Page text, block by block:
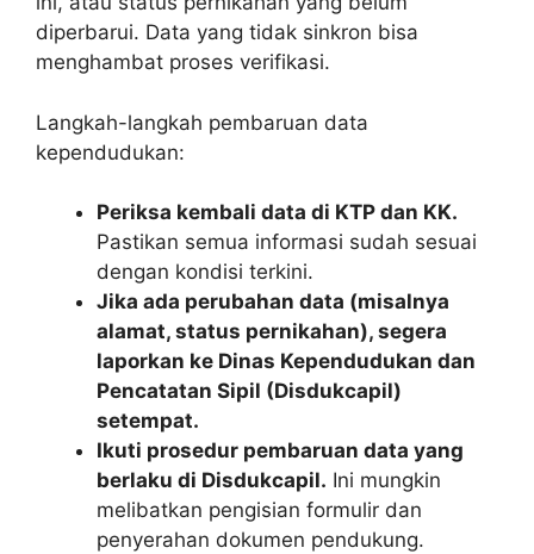
diperbarui. Data yang tidak sinkron bisa
menghambat proses verifikasi.
Langkah-langkah pembaruan data
kependudukan:
Periksa kembali data di KTP dan KK.
Pastikan semua informasi sudah sesuai
dengan kondisi terkini.
Jika ada perubahan data (misalnya
alamat, status pernikahan), segera
laporkan ke Dinas Kependudukan dan
Pencatatan Sipil (Disdukcapil)
setempat.
Ikuti prosedur pembaruan data yang
berlaku di Disdukcapil. Ini mungkin
melibatkan pengisian formulir dan
penyerahan dokumen pendukung.